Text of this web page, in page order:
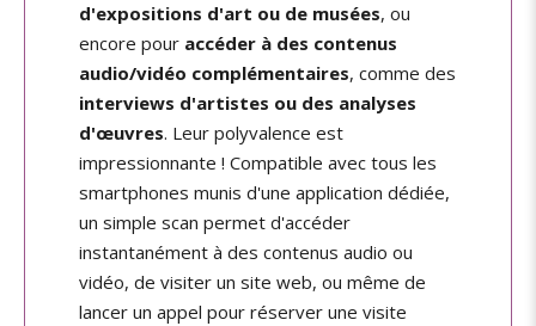
d'expositions d'art ou de musées, ou
encore pour accéder à des contenus
audio/vidéo complémentaires, comme des
interviews d'artistes ou des analyses
d'œuvres. Leur polyvalence est
impressionnante ! Compatible avec tous les
smartphones munis d'une application dédiée,
un simple scan permet d'accéder
instantanément à des contenus audio ou
vidéo, de visiter un site web, ou même de
lancer un appel pour réserver une visite